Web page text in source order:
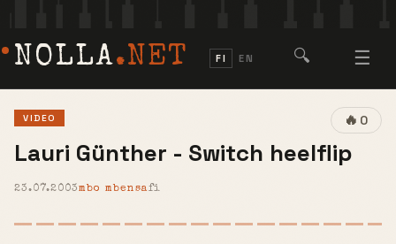
NOLLA.NET FI EN 🔍 ☰
🔥 0
VIDEO
Lauri Günther - Switch heelflip
23.07.2003mbo mbensafi